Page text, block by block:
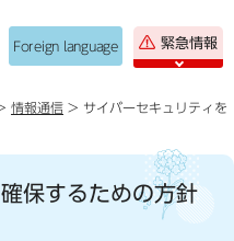
Foreign language 緊急情報
情報通信 > サイバーセキュリティを
保するための方針